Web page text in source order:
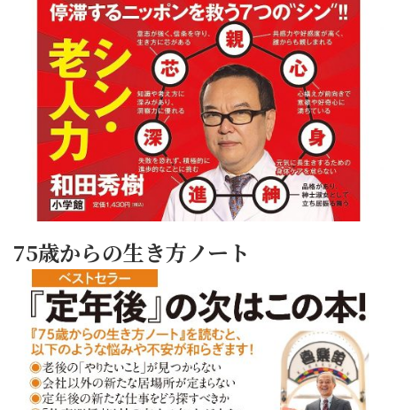
75歳からの生き方ノート